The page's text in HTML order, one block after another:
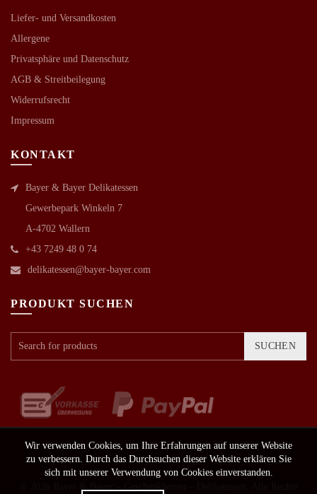
Liefer- und Versandkosten
Allergene
Privatsphäre und Datenschutz
AGB & Streitbeilegung
Widerrufsrecht
Impressum
KONTAKT
Bayer & Bayer Delikatessen
Gewerbepark Winkeln 7
A-4702 Wallern
+43 7249 48 0 74
delikatessen@bayer-bayer.com
PRODUKT SUCHEN
SUCHEN
Wir verwenden Cookies, um Ihre Erfahrungen auf unserer Website
zu verbessern. Durch das Durchsuchen dieser Website erklären Sie
sich mit unserer Verwendung von Cookies einverstanden.